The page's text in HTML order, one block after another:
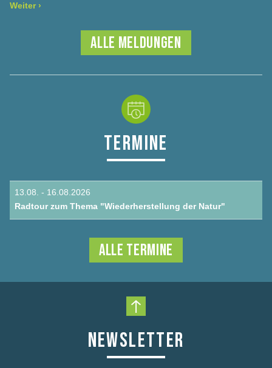
Weiter ›
ALLE MELDUNGEN
TERMINE
13.08. - 16.08.2026
Radtour zum Thema "Wiederherstellung der Natur"
ALLE TERMINE
Nach oben scrollen
NEWSLETTER